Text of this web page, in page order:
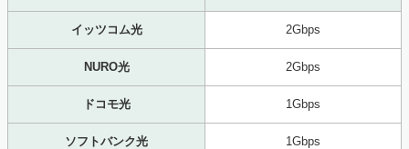
イッツコム光 2Gbps
NURO光 2Gbps
ドコモ光 1Gbps
ソフトバンク光 1Gbps